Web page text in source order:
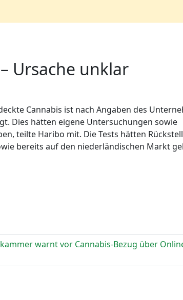
Ursache unklar
Cannabis ist nach Angaben des
Dies hätten eigene Untersuchungen sowie
teilte Haribo mit. Die Tests hätten
bereits auf den niederländischen Markt
warnt vor Cannabis-Bezug über